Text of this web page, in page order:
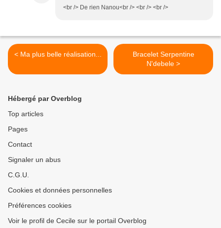
<br /> De rien Nanou<br /> <br /> <br />
< Ma plus belle réalisation...
Bracelet Serpentine
N'debele >
Hébergé par Overblog
Top articles
Pages
Contact
Signaler un abus
C.G.U.
Cookies et données personnelles
Préférences cookies
Voir le profil de Cecile sur le portail Overblog